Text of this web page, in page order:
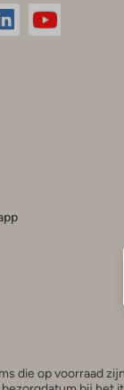
die op voorraad